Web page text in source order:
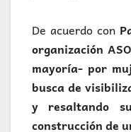
De acuerdo con
organización
mayoría- por
busca de
y resaltando
construcción de